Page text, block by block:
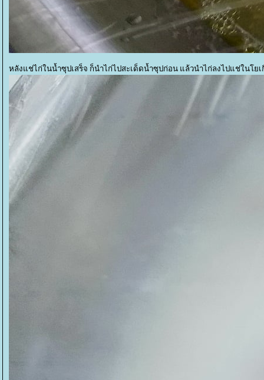
หลังแช่ไก่ในน้ำซุปเสร็จ ก็นำไก่ไปสะเด็ดน้ำซุปก่อน แล้วนำไก่ลงไปแช่ในโ